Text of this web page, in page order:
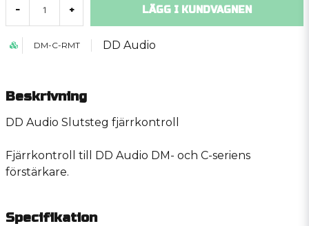
- + LÄGG I KUNDVAGNEN
DM-C-RMT DD Audio
Beskrivning
DD Audio Slutsteg fjärrkontroll
Fjärrkontroll till DD Audio DM- och C-seriens
förstärkare.
Specifikation